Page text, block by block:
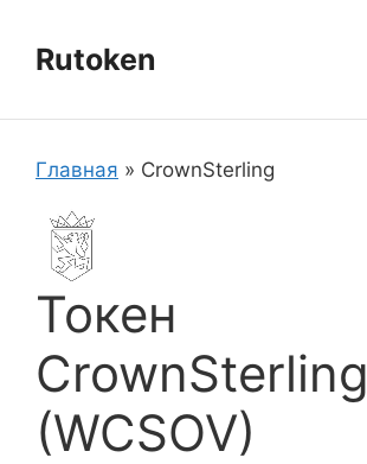
содержимому
Rutoken
Главная » CrownSterling
Токен
CrownSterling
(WCSOV)